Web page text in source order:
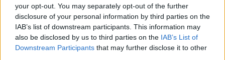
your opt-out. You may separately opt-out of the further
disclosure of your personal information by third parties on the
IAB’s list of downstream participants. This information may
also be disclosed by us to third parties on the IAB’s List of
Downstream Participants that may further disclose it to other
Voir la ressource
précédente
Voir la ressource
suivante